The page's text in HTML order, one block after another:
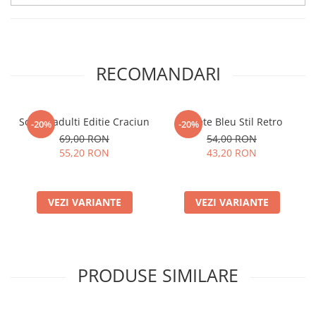
RECOMANDARI
-20%
Sosete adulti Editie Craciun
69,00 RON
55,20 RON
VEZI VARIANTE
-20%
Sosete Bleu Stil Retro
54,00 RON
43,20 RON
VEZI VARIANTE
PRODUSE SIMILARE